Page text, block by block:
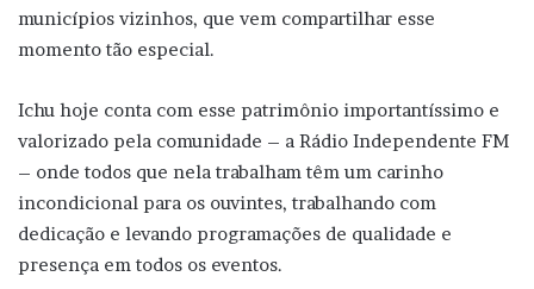
municípios vizinhos, que vem compartilhar esse
momento tão especial.
Ichu hoje conta com esse patrimônio importantíssimo e
valorizado pela comunidade – a Rádio Independente FM
– onde todos que nela trabalham têm um carinho
incondicional para os ouvintes, trabalhando com
dedicação e levando programações de qualidade e
presença em todos os eventos.